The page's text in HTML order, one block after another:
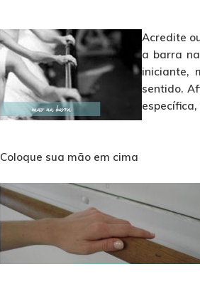
Acredite
a barra
iniciante,
sentido.
Coloque sua mão em cima